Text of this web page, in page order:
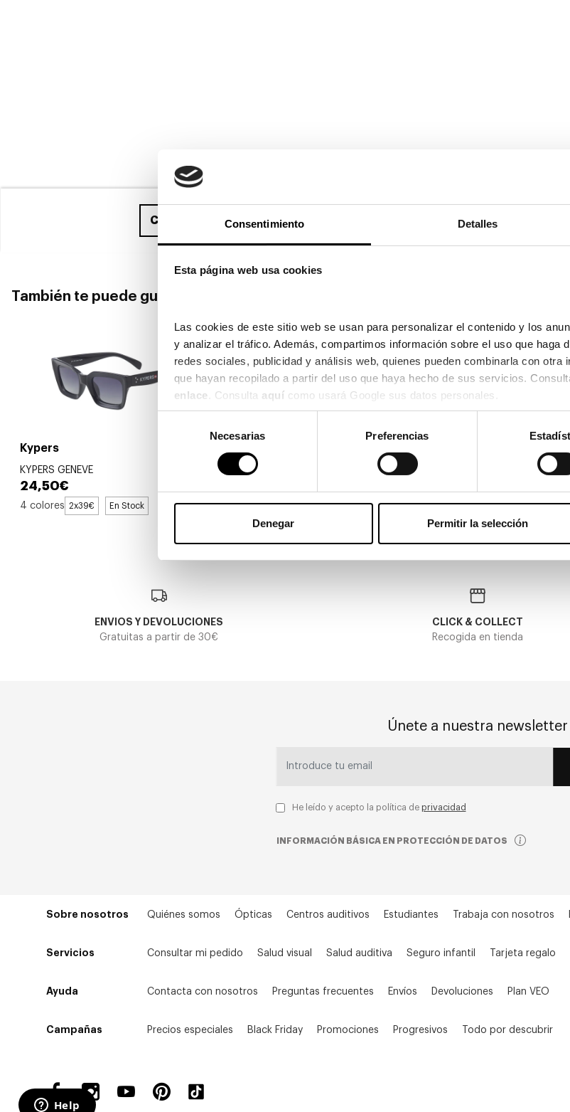
Consentimiento Detalles
Esta página web usa cookies
Las cookies de este sitio web se usan para personalizar el contenido y los
y analizar el tráfico. Además, compartimos información sobre el uso que haga
redes sociales, publicidad y análisis web, quienes pueden combinarla con otra
enlace . Consulta aquí como usará Google sus datos personales.
consentimiento
Necesarias Preferencias
Denegar Permitir la selección
Compra ahoray recíbelo entre el 11/08/2026 y el 12/08/2026
También te puede gustar
Kypers
KYPERS GENEVE
24,50€
4 colores 2x39€ En Stock
KYPERS RALUCA
3 colores Cristales incluidos
KYPERS JAZMIN
3 colores En
ENVIOS Y DEVOLUCIONES
Gratuitas a partir de 30€
CLICK & COLLECT
Recogida en tienda
Únete a nuestra newsletter
He leído y acepto la política de privacidad
INFORMACIÓN BÁSICA EN PROTECCIÓN DE DATOS
Sobre nosotros Quiénes somos Ópticas Centros auditivos Estudiantes Trabaja con nosotros
Servicios Consultar mi pedido Salud visual Salud auditiva Seguro infantil Tarjeta regalo
Ayuda Contacta con nosotros Preguntas frecuentes Envíos Devoluciones Plan VEO
Campañas Precios especiales Black Friday Promociones Progresivos Todo por descubrir